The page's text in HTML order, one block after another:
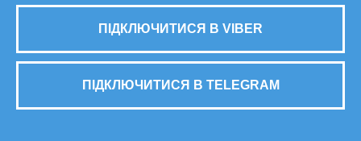
ПІДКЛЮЧИТИСЯ В VIBER
ПІДКЛЮЧИТИСЯ В TELEGRAM